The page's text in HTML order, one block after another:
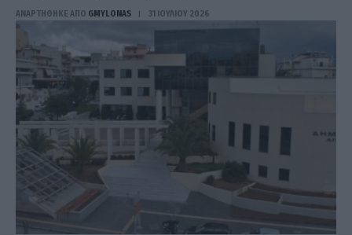
ΑΝΑΡΤΗΘΗΚΕ ΑΠΟ GMYLONAS 31 ΙΟΥΛΊΟΥ 2026